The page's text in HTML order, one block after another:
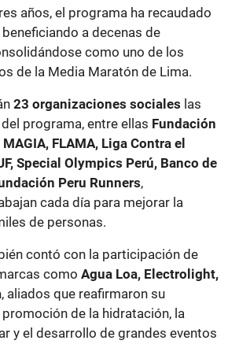
años, el programa ha recaudado
beneficiando a decenas de
como uno de los
de la Media Maratón de Lima.
23 organizaciones sociales las
programa, entre ellas Fundación
FLAMA, Liga Contra el
Special Olympics Perú, Banco de
Peru Runners,
cada día para mejorar la
de personas.
contó con la participación de
como Agua Loa, Electrolight,
, aliados que reafirmaron su
de la hidratación, la
y el desarrollo de grandes eventos